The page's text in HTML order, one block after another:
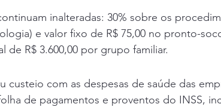
inalteradas: 30% sobre os
e valor fixo de R$ 75,00 no pronto-
de R$ 3.600,00 por grupo familiar.
custeio com as despesas de saúde das
de pagamentos e proventos do INSS,